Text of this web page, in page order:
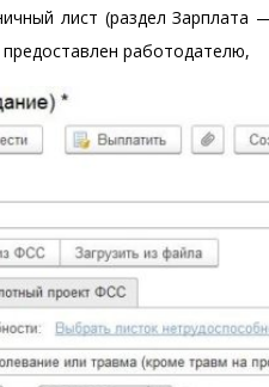
лист (раздел
работодателю,